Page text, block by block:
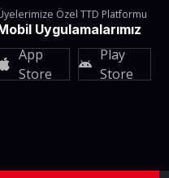
Özel TTD Platformu
Uygulamalarımız
App
Store
Play
Store